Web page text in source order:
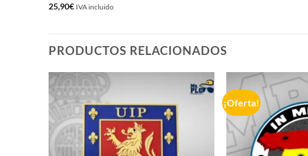
25,90€ IVA incluido
PRODUCTOS RELACIONADOS
¡Oferta!